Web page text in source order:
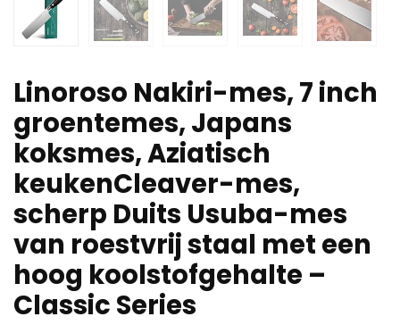
Linoroso Nakiri-mes, 7 inch
groentemes, Japans
koksmes, Aziatisch
keukenCleaver-mes,
scherp Duits Usuba-mes
van roestvrij staal met een
hoog koolstofgehalte –
Classic Series